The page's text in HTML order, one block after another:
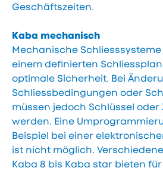
Geschäftszeiten.
Kaba mechanisch
Mechanische
einem definierten
optimale Sicherheit. Bei
Schliessbedingungen oder
müssen jedoch Schlüssel
werden. Eine
Beispiel bei einer
ist nicht möglich.
Kaba 8 bis Kaba star bieten